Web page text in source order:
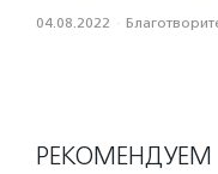
04.08.2022 ·
РЕКОМЕНДУЕМ